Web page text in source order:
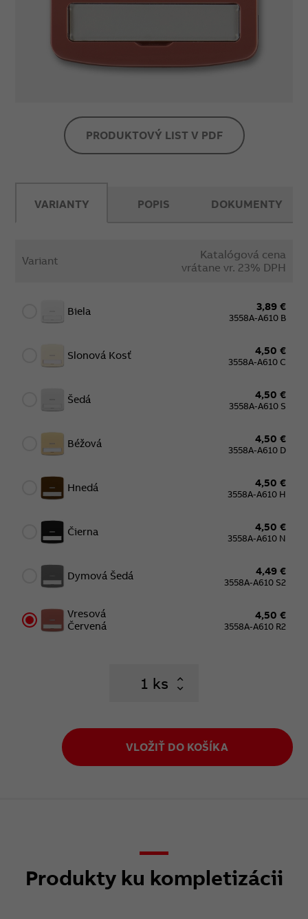
PRODUKTOVÝ LIST V PDF
VARIANTY
Variant
Katalógová cena
vrátane vr. 23% DPH
Biela 3,89 €
3558A-A610 B
Slonová Kosť 4,50 €
3558A-A610 C
Šedá 4,50 €
3558A-A610 S
Béžová 4,50 €
3558A-A610 D
Hnedá 4,50 €
3558A-A610 H
Čierna 4,50 €
3558A-A610 N
Dymová Šedá 4,49 €
3558A-A610 S2
Vresová
Červená
4,50 €
3558A-A610 R2
ks
VLOŽIŤ DO KOŠÍKA
POPIS DOKUMENTY
Produkty ku kompletizácii